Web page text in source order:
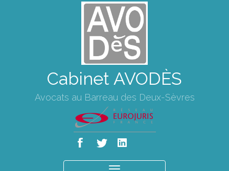
Cabinet AVODÈS
Avocats au Barreau des Deux-Sèvres